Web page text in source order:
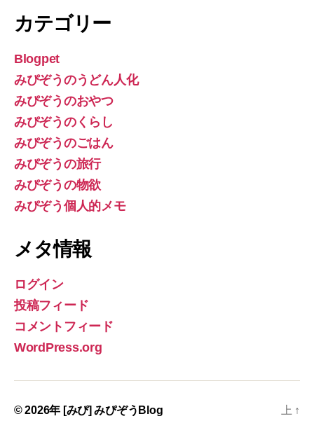
カテゴリー
Blogpet
みぴぞうのうどん人化
みぴぞうのおやつ
みぴぞうのくらし
みぴぞうのごはん
みぴぞうの旅行
みぴぞうの物欲
みぴぞう個人的メモ
メタ情報
ログイン
投稿フィード
コメントフィード
WordPress.org
© 2026年 [みぴ] みぴぞうBlog 上 ↑